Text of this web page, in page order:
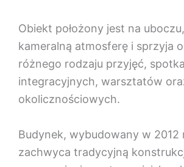
Obiekt położony jest na
kameralną atmosferę i sprzyja
różnego rodzaju przyjęć,
integracyjnych, warsztatów
okolicznościowych.
Budynek, wybudowany w 2012
zachwyca tradycyjną